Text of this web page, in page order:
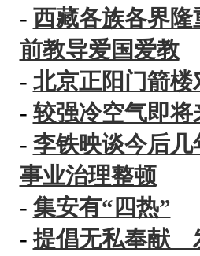
- 西藏各族各界
前教导爱国爱教
- 北京正阳门箭楼
- 较强冷空气即
- 李铁映谈今后
事业治理整顿
- 集安有“四热”
-提倡无私奉献